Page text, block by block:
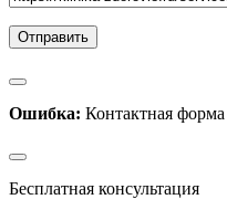
Ошибка: Контактная
Бесплатная консультация